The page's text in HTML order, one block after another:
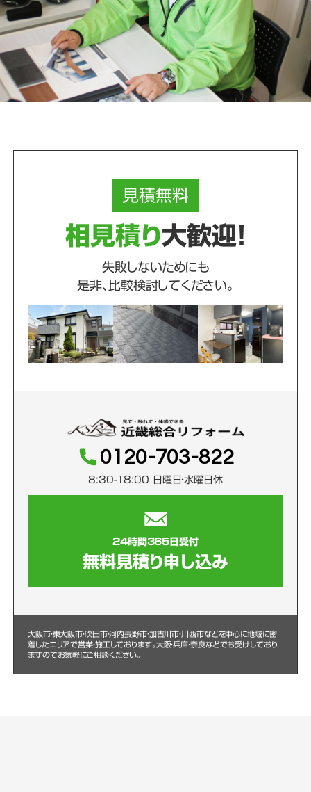
見積無料
相見積り大歓迎！
失敗しないためにも
是非、比較検討してください。
0120-703-822
8:30-18:00 日曜日・水曜日休
24時間365日受付
無料見積り申し込み
大阪市・東大阪市・吹田市・河内長野市・加古川市・川西市などを中心に地域に密
着したエリアで営業・施工しております。大阪・兵庫・奈良などでお受けしており
ますのでお気軽にご相談ください。